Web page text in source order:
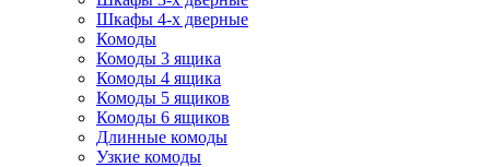
Шкафы 4-х дверные
Комоды
Комоды 3 ящика
Комоды 4 ящика
Комоды 5 ящиков
Комоды 6 ящиков
Длинные комоды
Узкие комоды